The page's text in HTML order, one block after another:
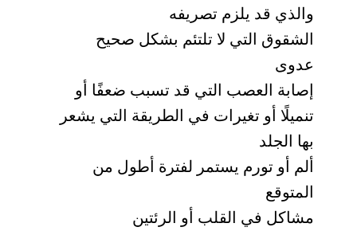
والذي قد يلزم تصريفه
الشقوق التي لا تلتئم بشكل صحيح
عدوى
إصابة العصب التي قد تسبب ضعفًا أو
تنميلًا أو تغيرات في الطريقة التي يشعر
بها الجلد
ألم أو تورم يستمر لفترة أطول من
المتوقع
مشاكل في القلب أو الرئتين